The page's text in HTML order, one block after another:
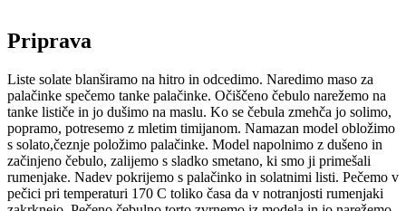
Priprava
Liste solate blanširamo na hitro in odcedimo. Naredimo maso za
palačinke spečemo tanke palačinke. Očiščeno čebulo narežemo na
tanke lističe in jo dušimo na maslu. Ko se čebula zmehča jo solimo,
popramo, potresemo z mletim timijanom. Namazan model obložimo
s solato,čeznje položimo palačinke. Model napolnimo z dušeno in
začinjeno čebulo, zalijemo s sladko smetano, ki smo ji primešali
rumenjake. Nadev pokrijemo s palačinko in solatnimi listi. Pečemo v
pečici pri temperaturi 170 C toliko časa da v notranjosti rumenjaki